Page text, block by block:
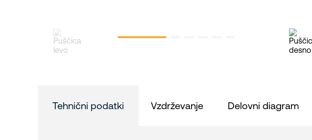
Tehnični podatki Vzdrževanje Delovni diagram